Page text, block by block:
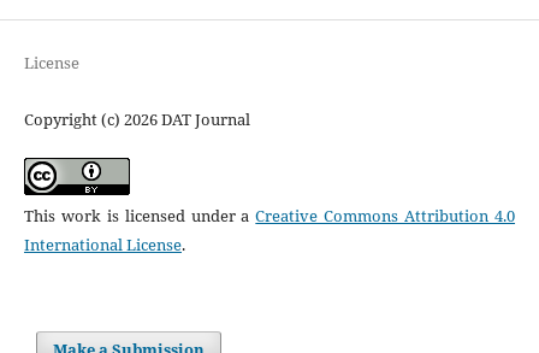
License
Copyright (c) 2026 DAT Journal
This work is licensed under aCreative Commons Attribution 4.0
International License.